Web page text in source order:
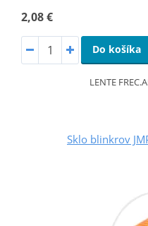
2,08 €
Do košíka
LENTE
Sklo blinkrov